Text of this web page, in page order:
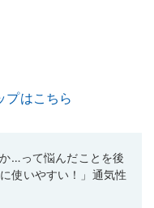
プはこちら
…って悩んだことを後
使いやすい！」通気性